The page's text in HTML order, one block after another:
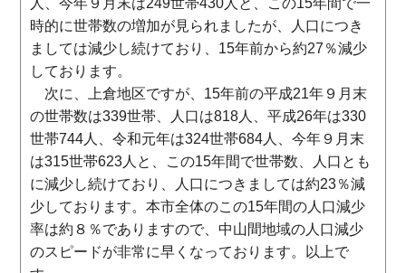
人、今年９月末は249世帯430人と、この15年間で一
時的に世帯数の増加が見られましたが、人口につき
ましては減少し続けており、15年前から約27％減少
しております。
次に、上倉地区ですが、15年前の平成21年９月末
の世帯数は339世帯、人口は818人、平成26年は330
世帯744人、令和元年は324世帯684人、今年９月末
は315世帯623人と、この15年間で世帯数、人口とも
に減少し続けており、人口につきましては約23％減
少しております。本市全体のこの15年間の人口減少
率は約８％でありますので、中山間地域の人口減少
のスピードが非常に早くなっております。以上で